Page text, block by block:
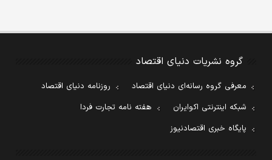
گروه نشریات دنیای اقتصاد
معرفی گروه رسانه‌ای دنیای اقتصاد
روزنامه دنیای اقتصاد
شبکه اینترنتی اکوایران
هفته نامه تجارت فردا
پایگاه خبری اقتصادنیوز